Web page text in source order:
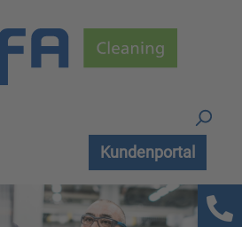
Kundenportal